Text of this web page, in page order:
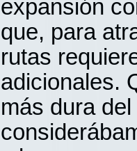
expansión
que, para
rutas
adicionales.
más dura